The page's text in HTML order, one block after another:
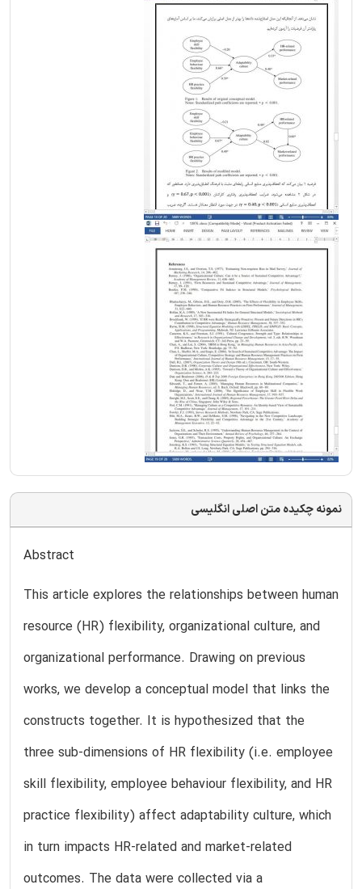
نمونه چکیده متن اصلی انگلیسی
Abstract
This article explores the relationships between human
resource (HR) flexibility, organizational culture, and
organizational performance. Drawing on previous
works, we develop a conceptual model that links the
constructs together. It is hypothesized that the
three sub-dimensions of HR flexibility (i.e. employee
skill flexibility, employee behaviour flexibility, and HR
practice flexibility) affect adaptability culture, which
in turn impacts HR-related and market-related
outcomes. The data were collected via a